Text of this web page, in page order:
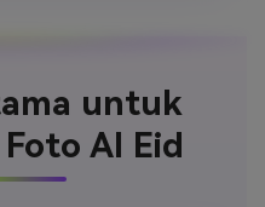
untuk
AI Eid